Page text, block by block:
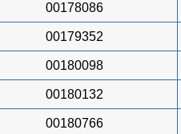
00178086
00179352
00180098
00180132
00180766